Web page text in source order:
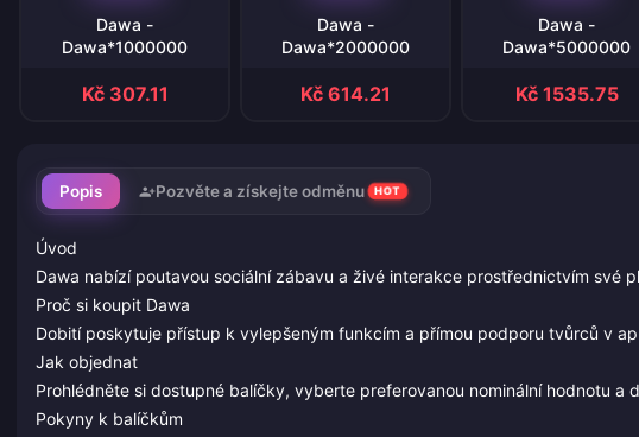
Dawa -
Dawa*1000000
Kč 307.11
Dawa -
Dawa*2000000
Kč 614.21
Dawa -
Dawa*5000000
Kč 1535.75
Popis Pozvěte a získejte odměnu HOT
Úvod
Dawa nabízí poutavou sociální zábavu a živé interakce prostřednictvím své
Proč si koupit Dawa
Dobití poskytuje přístup k vylepšeným funkcím a přímou podporu tvůrců v
Jak objednat
Prohlédněte si dostupné balíčky, vyberte preferovanou nominální hodnotu a
Pokyny k balíčkům